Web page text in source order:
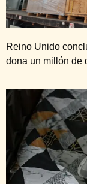
Reino Unido
dona un millón de